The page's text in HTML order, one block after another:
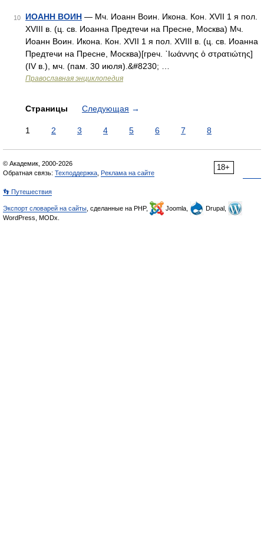
10 ИОАНН ВОИН — Мч. Иоанн Воин. Икона. Кон. XVII 1 я пол.
XVIII в. (ц. св. Иоанна Предтечи на Пресне, Москва) Мч.
Иоанн Воин. Икона. Кон. XVII 1 я пол. XVIII в. (ц. св. Иоанна
Предтечи на Пресне, Москва)[греч. ᾿Ιωάννης ὁ στρατιώτης]
(IV в.), мч. (пам. 30 июля).&#8230; …
Православная энциклопедия
Страницы Следующая →
1 2 3 4 5 6 7 8
18+
© Академик, 2000-2026
Обратная связь: Техподдержка Реклама на сайте
👣 Путешествия
Экспорт словарей на сайты , сделанные на PHP, Joomla,
Drupal,
WordPress, MODx.